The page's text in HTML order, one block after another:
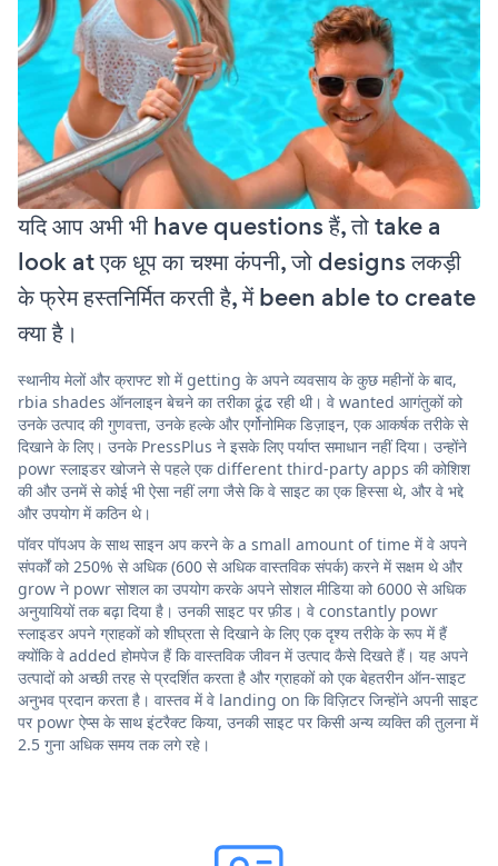
यदि आप अभी भी have questions हैं, तो take a
look at एक धूप का चश्मा कंपनी, जो designs लकड़ी
के फ्रेम हस्तनिर्मित करती है, में been able to create
क्या है।
स्थानीय मेलों और क्राफ्ट शो में getting के अपने व्यवसाय के कुछ महीनों के बाद,
rbia shades ऑनलाइन बेचने का तरीका ढूंढ रही थी। वे wanted आगंतुकों को
उनके उत्पाद की गुणवत्ता, उनके हल्के और एर्गोनोमिक डिज़ाइन, एक आकर्षक तरीके से
दिखाने के लिए। उनके PressPlus ने इसके लिए पर्याप्त समाधान नहीं दिया। उन्होंने
powr स्लाइडर खोजने से पहले एक different third-party apps की कोशिश
की और उनमें से कोई भी ऐसा नहीं लगा जैसे कि वे साइट का एक हिस्सा थे, और वे भद्दे
और उपयोग में कठिन थे।
पॉवर पॉपअप के साथ साइन अप करने के a small amount of time में वे अपने
संपर्कों को 250% से अधिक (600 से अधिक वास्तविक संपर्क) करने में सक्षम थे और
grow ने powr सोशल का उपयोग करके अपने सोशल मीडिया को 6000 से अधिक
अनुयायियों तक बढ़ा दिया है। उनकी साइट पर फ़ीड। वे constantly powr
स्लाइडर अपने ग्राहकों को शीघ्रता से दिखाने के लिए एक दृश्य तरीके के रूप में हैं
क्योंकि वे added होमपेज हैं कि वास्तविक जीवन में उत्पाद कैसे दिखते हैं। यह अपने
उत्पादों को अच्छी तरह से प्रदर्शित करता है और ग्राहकों को एक बेहतरीन ऑन-साइट
अनुभव प्रदान करता है। वास्तव में वे landing on कि विज़िटर जिन्होंने अपनी साइट
पर powr ऐप्स के साथ इंटरैक्ट किया, उनकी साइट पर किसी अन्य व्यक्ति की तुलना में
2.5 गुना अधिक समय तक लगे रहे।